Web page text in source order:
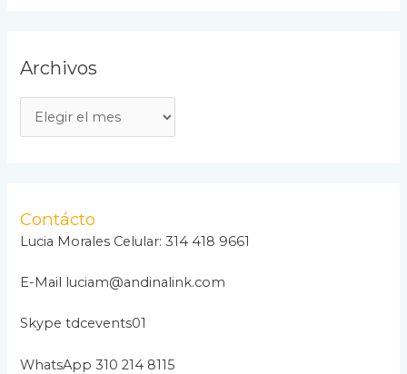
Archivos
r
i
v
Contácto
Lucia Morales Celular: 314 418 9661
E-Mail luciam@andinalink.com
Skype tdcevents01
WhatsApp 310 214 8115